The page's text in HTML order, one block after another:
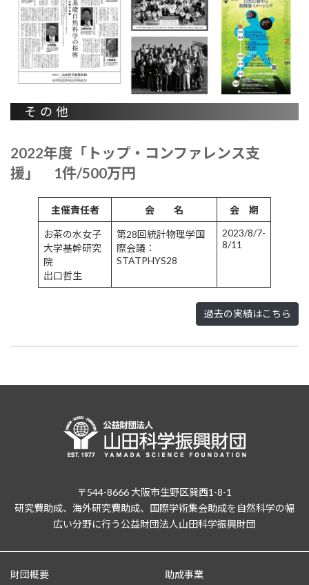
その他
2022年度「トップ・コンファレンス支
援」 1件/500万円
主催責任者 会 名 会 期
お茶の水女子
大学基幹研究
院
出口哲生
第28回統計物理学国
際会議：
STATPHYS28
2023/8/7-
8/11
過去の実績はこちら
〒544-8666 大阪市生野区巽西1-8-1
研究費助成、海外研究費助成、国際学術集会助成を自然科学の幅
広い分野に行う公益財団法人山田科学振興財団
財団概要
助成事業